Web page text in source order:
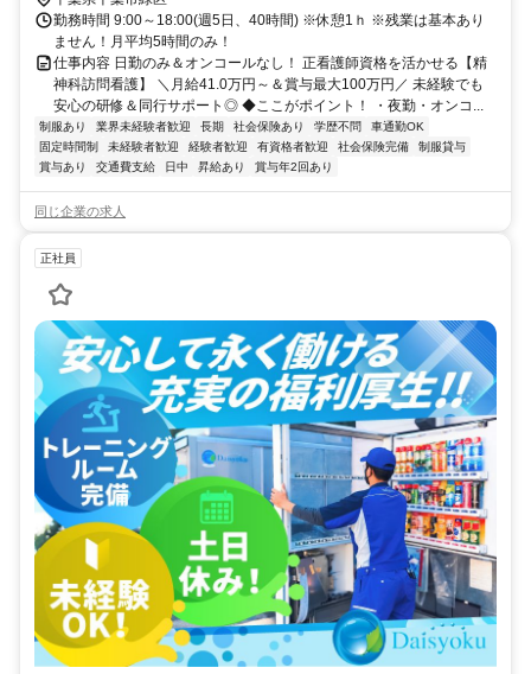
勤務時間 9:00～18:00(週5日、40時間) ※休憩1ｈ ※残業は基本あり
ません！月平均5時間のみ！
仕事内容 日勤のみ＆オンコールなし！ 正看護師資格を活かせる【精
神科訪問看護】 ＼月給41.0万円～＆賞与最大100万円／ 未経験でも
安心の研修＆同行サポート◎ ◆ここがポイント！ ・夜勤・オンコ...
制服あり 業界未経験者歓迎 長期 社会保険あり 学歴不問
車通勤OK
固定時間制
未経験者歓迎 経験者歓迎 有資格者歓迎 社会保険完備
制服貸与
賞与あり
交通費支給 日中 昇給あり 賞与年2回あり
同じ企業の求人
正社員